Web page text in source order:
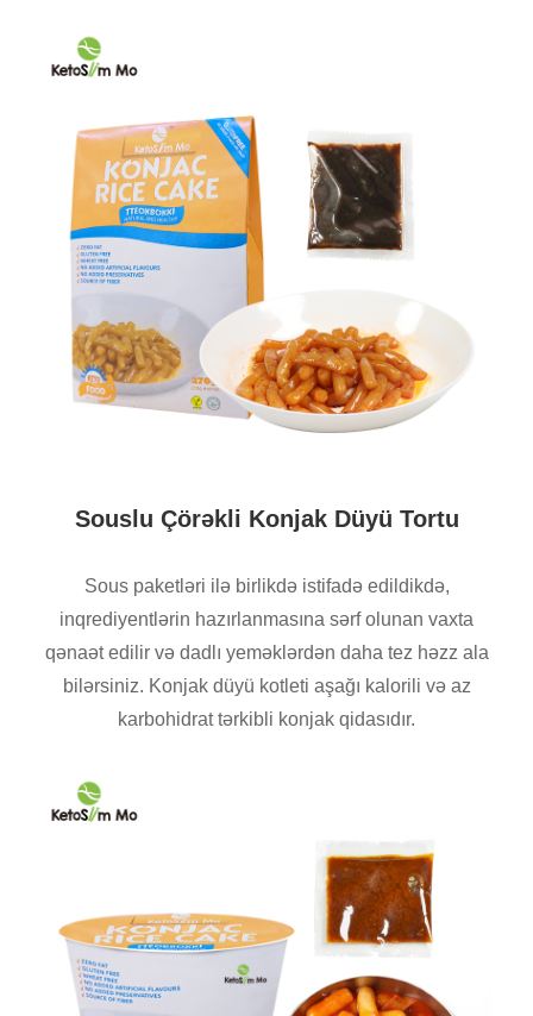
Souslu Çörəkli Konjak Düyü Tortu
Sous paketləri ilə birlikdə istifadə edildikdə,
inqrediyentlərin hazırlanmasına sərf olunan vaxta
qənaət edilir və dadlı yeməklərdən daha tez həzz ala
bilərsiniz. Konjak düyü kotleti aşağı kalorili və az
karbohidrat tərkibli konjak qidasıdır.